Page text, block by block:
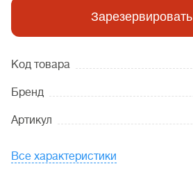
Зарезервировать
Код товара
Бренд
Артикул
Все характеристики